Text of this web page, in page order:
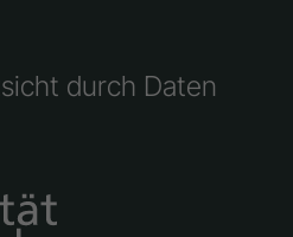
durch Daten